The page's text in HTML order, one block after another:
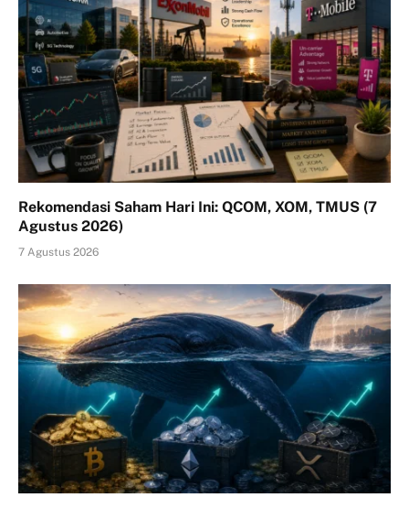
Rekomendasi Saham Hari Ini: QCOM, XOM, TMUS (7
Agustus 2026)
7 Agustus 2026